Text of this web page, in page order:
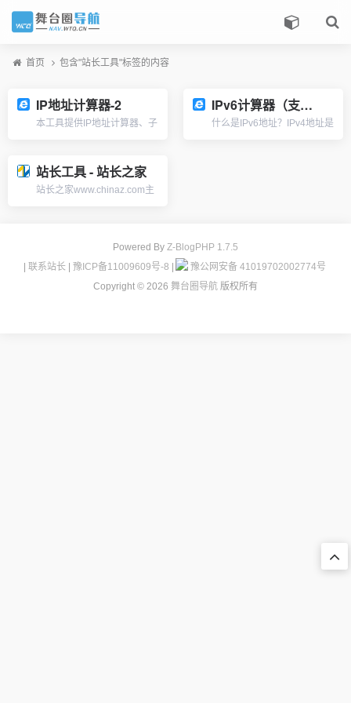
首页 包含"站长工具"标签的内容
IP地址计算器-2
本工具提供IP地址计算器、子
制、八进制、十六进制IP相互
转换，作为网管人员必备的ip
地址在线计算工具！...
IPv6计算器（支持CDIR)
什么是IPv6地址？IPv4地址是
站长工具 - 站长之家
站长之家www.chinaz.com主
销人员以及 IT 从业人员提供
资讯、软件、技术工具、素
材、源代码等多方面资源与服
Powered By Z-BlogPHP 1.7.5
| 联系站长| 豫ICP备11009609号-8 |
豫公网安备 41019702002774号
Copyright © 2026 舞台圈导航 版权所有